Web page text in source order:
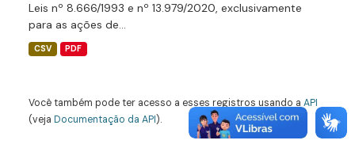
Leis nº 8.666/1993 e nº 13.979/2020, exclusivamente
para as ações de...
CSV PDF
Você também pode ter acesso a esses registros usando a API
(veja Documentação da API).